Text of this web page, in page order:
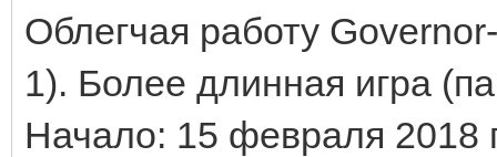
Облегчая работу
1). Более длинная игра
Начало: 15 февраля 2018